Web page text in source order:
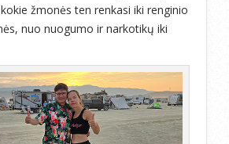
žmonės ten renkasi iki renginio
nuo nuogumo ir narkotikų iki